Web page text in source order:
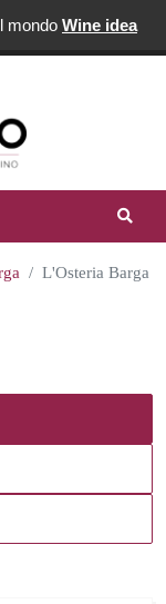
mondo Wine idea
L'Osteria Barga